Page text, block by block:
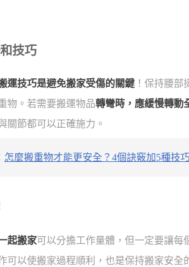
技巧
運技巧是避免搬家受傷的關鍵 ！保持腰
物。若需要搬運物品轉彎時，應緩慢轉動
關節都可以正確施力。
怎麼搬重物才能更安全？4個訣竅加5種技
起搬家可以分擔工作量體，但一定要讓每
可以使搬家過程順利，也是保持搬家安全